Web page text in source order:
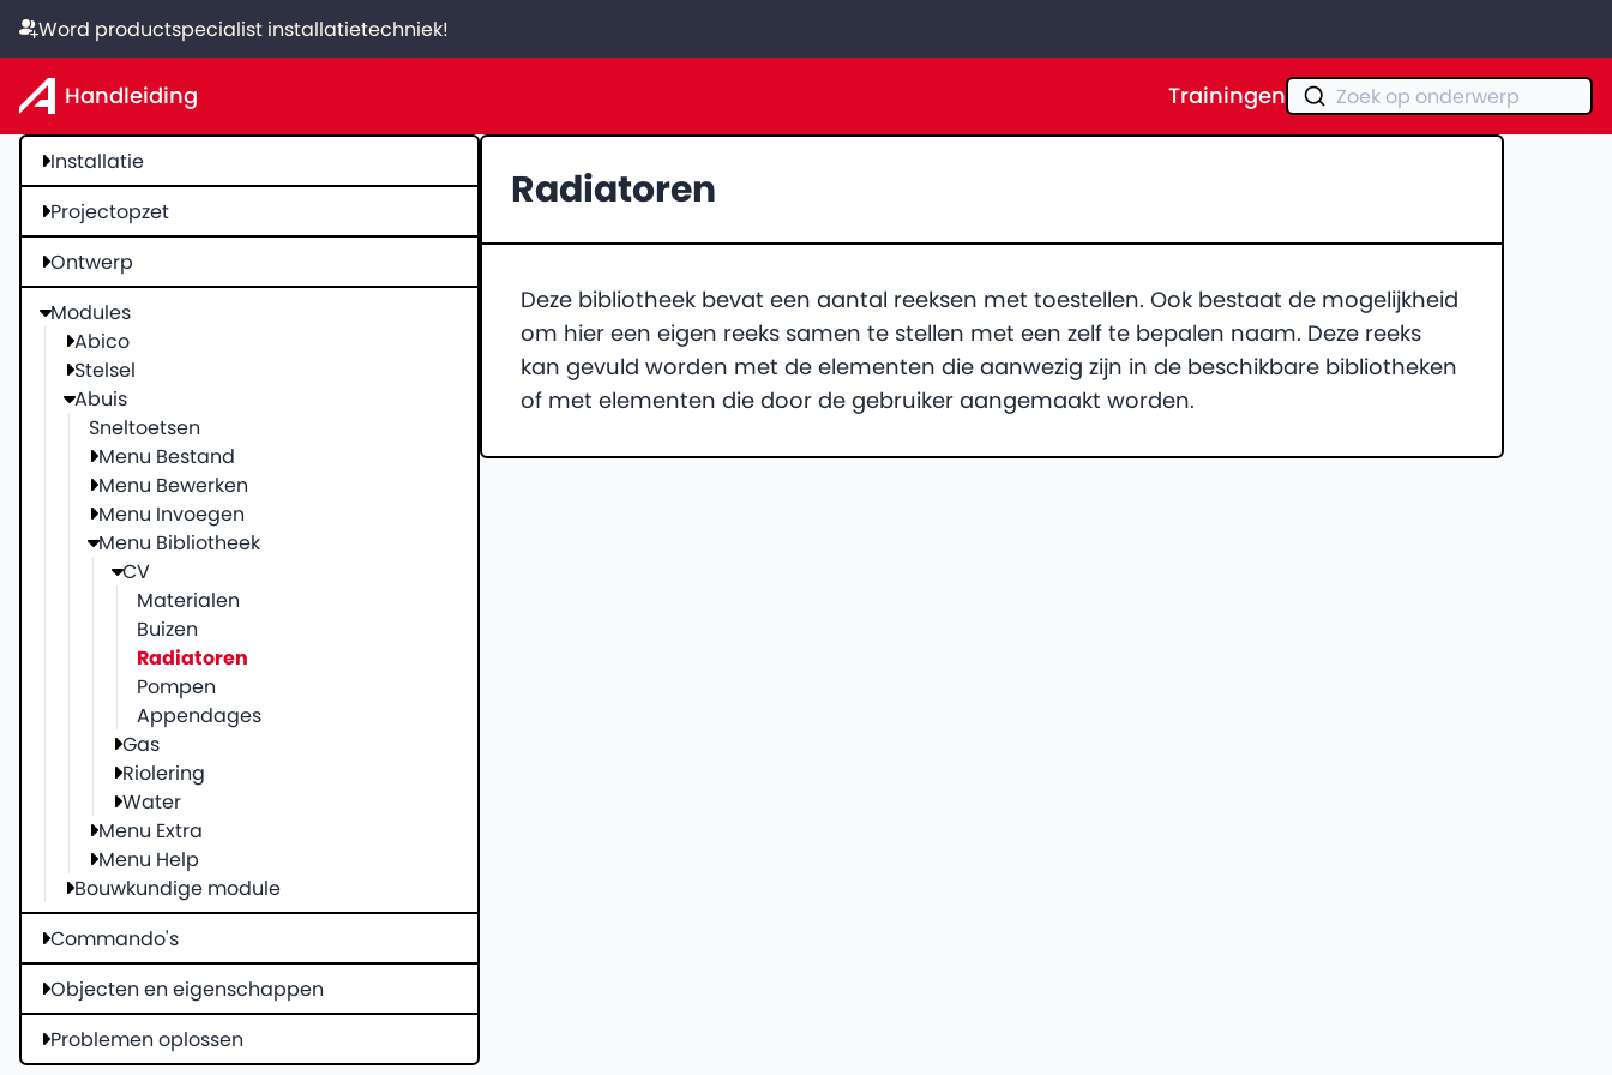
Word productspecialist installatietechniek!
Handleiding Trainingen Zoek op onderwerp
Installatie
Projectopzet
Ontwerp
Modules
Abico
Stelsel
Abuis
Sneltoetsen
Menu Bestand
Menu Bewerken
Menu Invoegen
Menu Bibliotheek
CV
Materialen
Buizen
Radiatoren
Pompen
Appendages
Gas
Riolering
Water
Menu Extra
Menu Help
Bouwkundige module
Commando's
Objecten en eigenschappen
Problemen oplossen
Radiatoren
Deze bibliotheek bevat een aantal reeksen met toestellen. Ook bestaat de mogelijkheid
om hier een eigen reeks samen te stellen met een zelf te bepalen naam. Deze reeks
kan gevuld worden met de elementen die aanwezig zijn in de beschikbare bibliotheken
of met elementen die door de gebruiker aangemaakt worden.